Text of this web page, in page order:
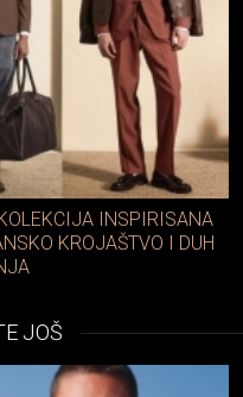
LETA AKO ŽELITE
ŠMEKER
JOŠ